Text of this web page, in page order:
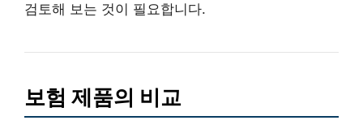
검토해 보는 것이 필요합니다.
보험 제품의 비교